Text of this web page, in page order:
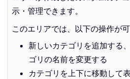
示・管理できます。
このエリアでは、以下の操作が可
新しいカテゴリを追加する
ゴリの名前を変更する
カテゴリを上下に移動して